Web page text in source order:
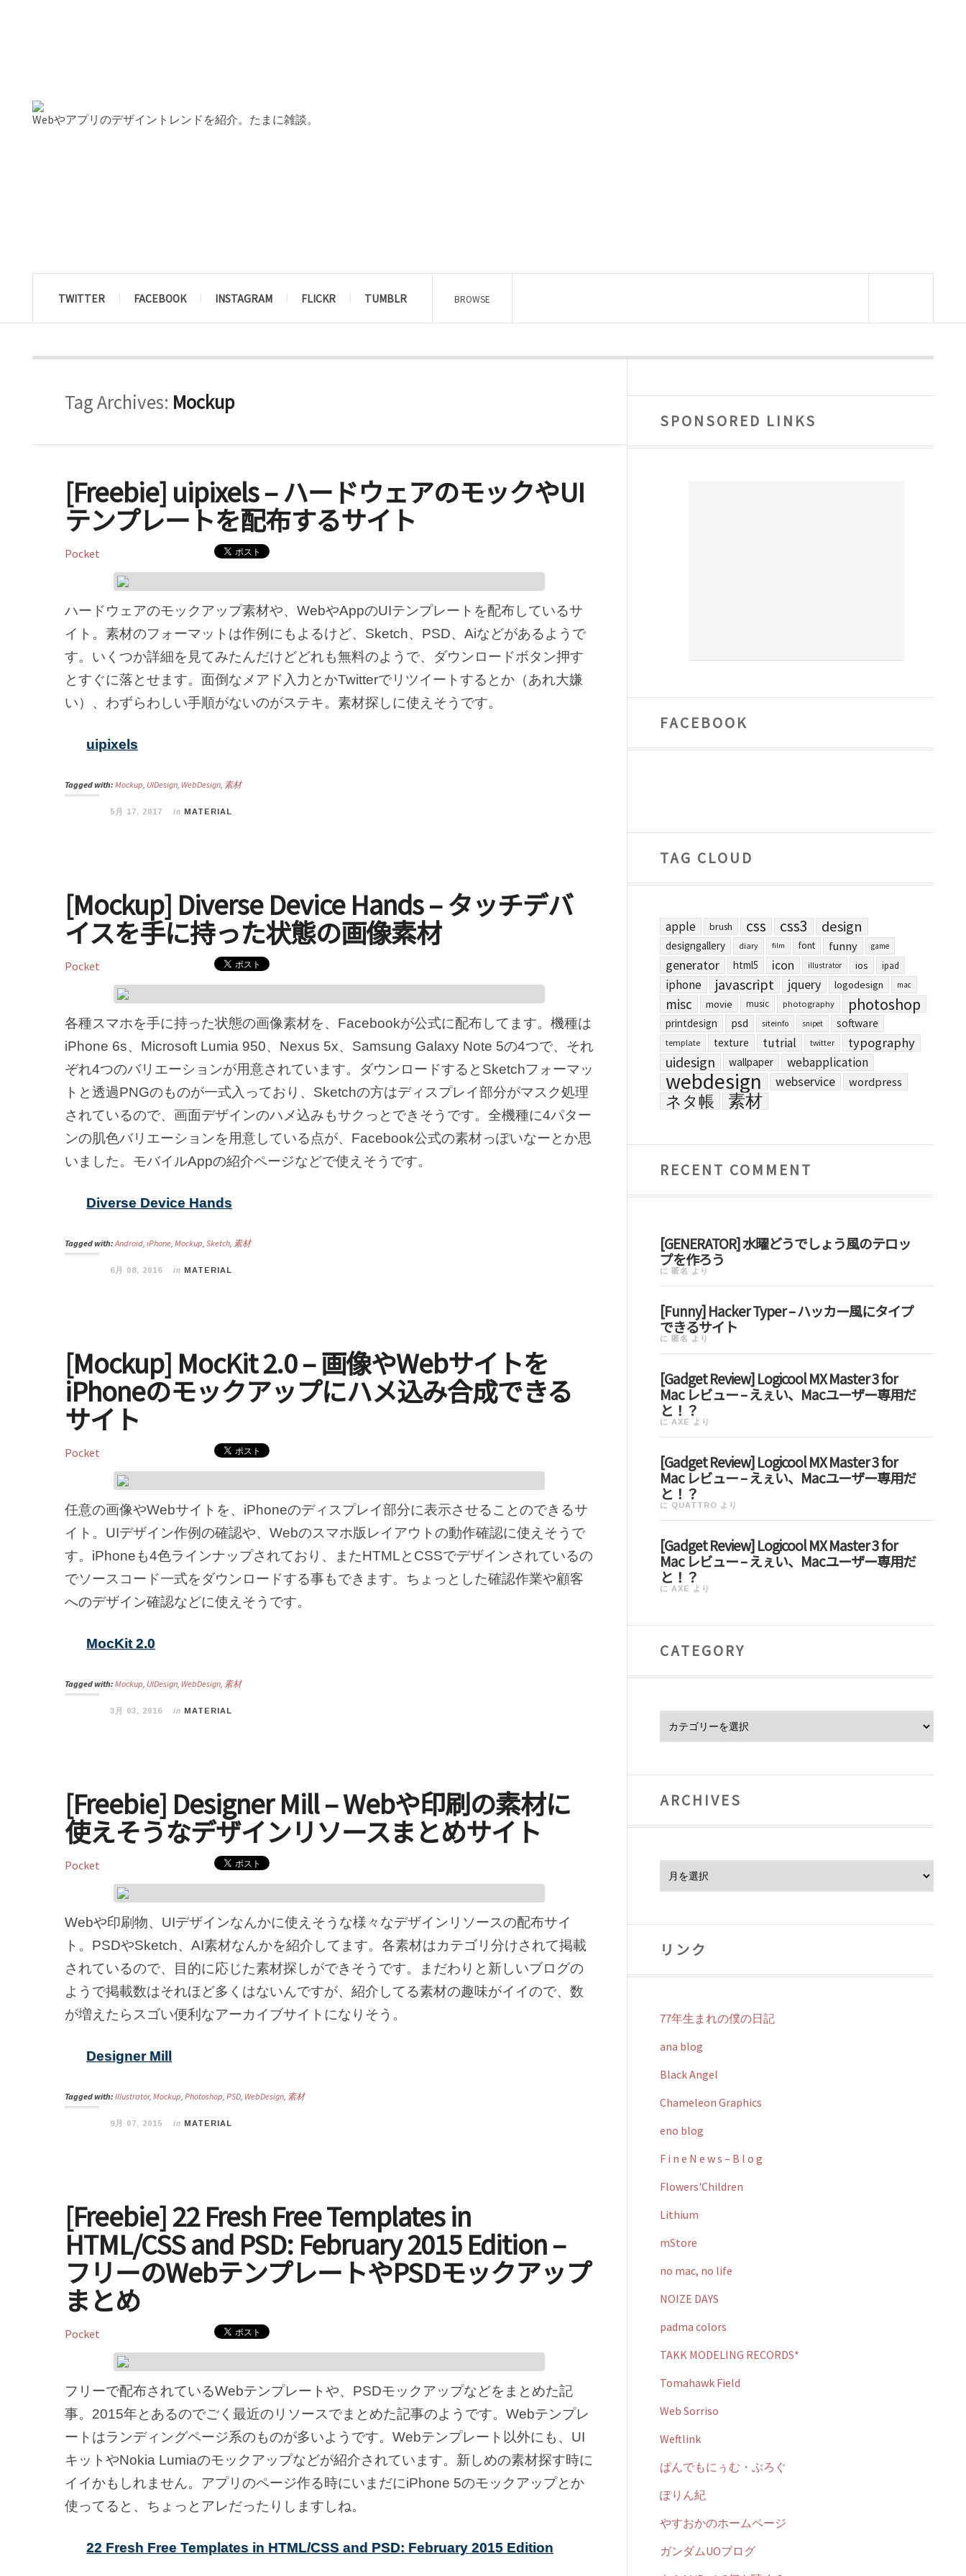
Webやアプリのデザイントレンドを紹介。たまに雑談。
TWITTER FACEBOOK INSTAGRAM FLICKR TUMBLR BROWSE
Tag Archives: Mockup
[Freebie] uipixels – ハードウェアのモックやUI
テンプレートを配布するサイト
Pocket
ハードウェアのモックアップ素材や、WebやAppのUIテンプレートを配布しているサ
イト。素材のフォーマットは作例にもよるけど、Sketch、PSD、Aiなどがあるようで
す。いくつか詳細を見てみたんだけどどれも無料のようで、ダウンロードボタン押す
とすぐに落とせます。面倒なメアド入力とかTwitterでリツイートするとか（あれ大嫌
い）、わずらわしい手順がないのがステキ。素材探しに使えそうです。
uipixels
Tagged with: Mockup, UIDesign, WebDesign, 素材
5月 17, 2017 in MATERIAL
[Mockup] Diverse Device Hands – タッチデバ
イスを手に持った状態の画像素材
Pocket
各種スマホを手に持った状態の画像素材を、Facebookが公式に配布してます。機種は
iPhone 6s、Microsoft Lumia 950、Nexus 5x、Samsung Galaxy Note 5の4つで、それ
ぞれ4つのバリエーションが用意されています。ダウンロードするとSketchフォーマッ
トと透過PNGのものが一式入っており、Sketchの方はディスプレイ部分がマスク処理
されているので、画面デザインのハメ込みもサクっとできそうです。全機種に4パター
ンの肌色バリエーションを用意している点が、Facebook公式の素材っぽいなーとか思
いました。モバイルAppの紹介ページなどで使えそうです。
Diverse Device Hands
Tagged with: Android, iPhone, Mockup, Sketch, 素材
6月 08, 2016 in MATERIAL
[Mockup] MocKit 2.0 – 画像やWebサイトを
iPhoneのモックアップにハメ込み合成できる
サイト
Pocket
任意の画像やWebサイトを、iPhoneのディスプレイ部分に表示させることのできるサ
イト。UIデザイン作例の確認や、Webのスマホ版レイアウトの動作確認に使えそうで
す。iPhoneも4色ラインナップされており、またHTMLとCSSでデザインされているの
でソースコード一式をダウンロードする事もできます。ちょっとした確認作業や顧客
へのデザイン確認などに使えそうです。
MocKit 2.0
Tagged with: Mockup, UIDesign, WebDesign, 素材
3月 03, 2016 in MATERIAL
[Freebie] Designer Mill – Webや印刷の素材に
使えそうなデザインリソースまとめサイト
Pocket
Webや印刷物、UIデザインなんかに使えそうな様々なデザインリソースの配布サイ
ト。PSDやSketch、AI素材なんかを紹介してます。各素材はカテゴリ分けされて掲載
されているので、目的に応じた素材探しができそうです。まだわりと新しいブログの
ようで掲載数はそれほど多くはないんですが、紹介してる素材の趣味がイイので、数
が増えたらスゴい便利なアーカイブサイトになりそう。
Designer Mill
Tagged with: Illustrator, Mockup, Photoshop, PSD, WebDesign, 素材
9月 07, 2015 in MATERIAL
[Freebie] 22 Fresh Free Templates in
HTML/CSS and PSD: February 2015 Edition –
フリーのWebテンプレートやPSDモックアップ
まとめ
Pocket
フリーで配布されているWebテンプレートや、PSDモックアップなどをまとめた記
事。2015年とあるのでごく最近のリソースでまとめた記事のようです。Webテンプレ
ートはランディングページ系のものが多いようです。Webテンプレート以外にも、UI
キットやNokia Lumiaのモックアップなどが紹介されています。新しめの素材探す時に
イイかもしれません。アプリのページ作る時にいまだにiPhone 5のモックアップとか
使ってると、ちょっとアレだったりしますしね。
22 Fresh Free Templates in HTML/CSS and PSD: February 2015 Edition
SPONSORED LINKS
FACEBOOK
TAG CLOUD
apple brush css css3 design
designgallery diary film font funny game
generator html5 icon illustrator ios ipad
iphone javascript jquery logodesign mac
misc movie music photography photoshop
printdesign psd siteinfo snipet software
template texture tutrial twitter typography
uidesign wallpaper webapplication
webdesign webservice wordpress
ネタ帳 素材
RECENT COMMENT
[GENERATOR] 水曜どうでしょう風のテロッ
プを作ろう
に 匿名 より
[Funny] Hacker Typer – ハッカー風にタイプ
できるサイト
に 匿名 より
[Gadget Review] Logicool MX Master 3 for
Mac レビュー – えぇい、Macユーザー専用だ
と！？
に AXE より
[Gadget Review] Logicool MX Master 3 for
Mac レビュー – えぇい、Macユーザー専用だ
と！？
に QUATTRO より
[Gadget Review] Logicool MX Master 3 for
Mac レビュー – えぇい、Macユーザー専用だ
と！？
に AXE より
CATEGORY
ARCHIVES
リンク
77年生まれの僕の日記
ana blog
Black Angel
Chameleon Graphics
eno blog
F i n e N e w s – B l o g
Flowers'Children
Lithium
mStore
no mac, no life
NOIZE DAYS
padma colors
TAKK MODELING RECORDS*
Tomahawk Field
Web Sorriso
Weftlink
ぱんでもにぅむ・ぶろぐ
ぽりん紀
やすおかのホームページ
ガンダムUOブログ